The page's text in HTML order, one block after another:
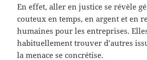
En effet, aller en justice se révèle
couteux en temps, en argent et en
humaines pour les entreprises.
habituellement trouver d’autres
la menace se concrétise.